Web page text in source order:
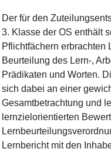
Der für den
3. Klasse der OS enthält
Pflichtfächern erbrachten
Beurteilung des Lern-,
Prädikaten und Worten.
sich dabei an einer
Gesamtbetrachtung und
lernzielorientierten
Lernbericht mit den